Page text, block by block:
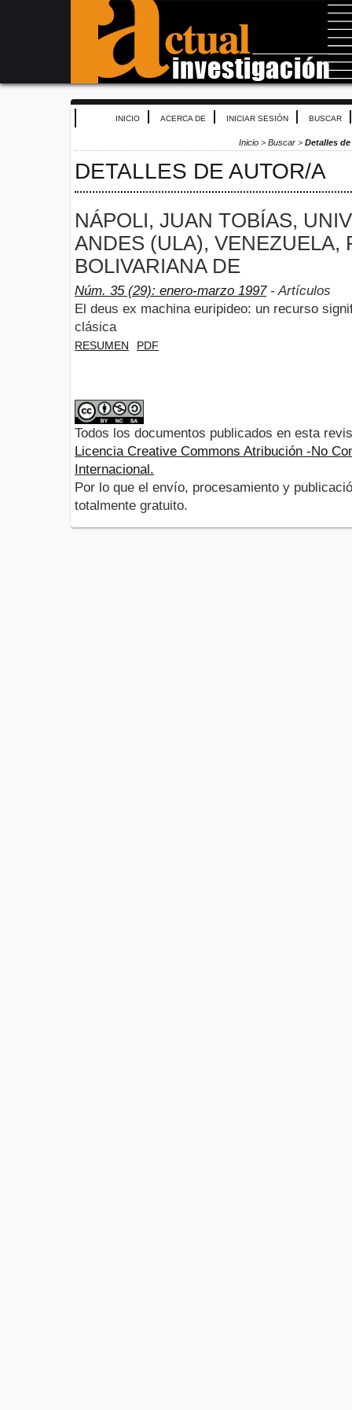
INICIO ACERCA DE INICIAR SESIÓN BUSCAR
Inicio > Buscar > Detalles
DETALLES DE AUTOR/A
NÁPOLI, JUAN TOBÍAS,
ANDES (ULA), VENEZUELA,
BOLIVARIANA DE
Núm. 35 (29): enero-marzo 1997- Artículos
El deus ex machina euripideo: un recurso
clásica
RESUMEN PDF
Todos los documentos publicados en esta
Licencia Creative Commons Atribución -No
Internacional.
Por lo que el envío, procesamiento y
totalmente gratuito.